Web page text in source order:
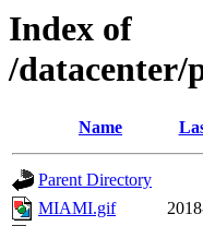
Index of
/datacenter/
Name
Parent Directory
MIAMI.gif